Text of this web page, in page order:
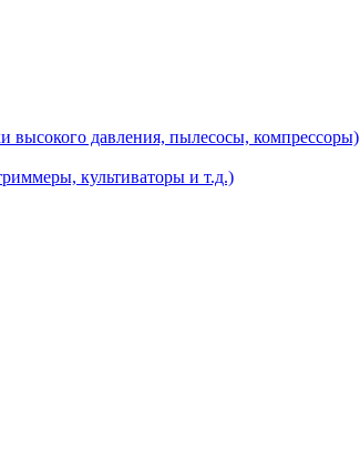
высокого давления, пылесосы, компрессоры)
культиваторы и т.д.)